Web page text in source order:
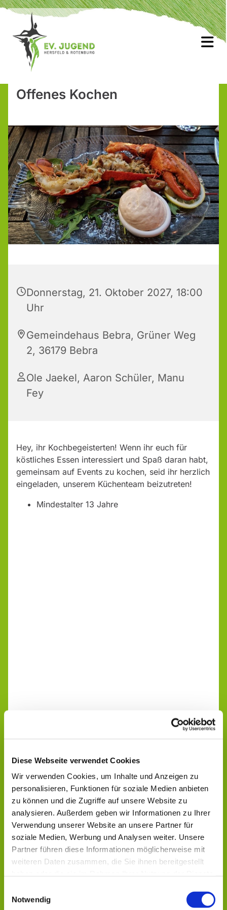
Diese Webseite verwendet Cookies
Wir verwenden Cookies, um Inhalte und Anzeigen zu
personalisieren, Funktionen für soziale Medien anbieten
zu können und die Zugriffe auf unsere Website zu
analysieren. Außerdem geben wir Informationen zu Ihrer
Verwendung unserer Website an unsere Partner für
soziale Medien, Werbung und Analysen weiter. Unsere
Partner führen diese Informationen möglicherweise mit
weiteren Daten zusammen, die Sie ihnen bereitgestellt
Notwendig
Offenes Kochen
Donnerstag, 21. Oktober 2027, 18:00
Uhr
Gemeindehaus Bebra, Grüner Weg
2, 36179 Bebra
Ole Jaekel, Aaron Schüler, Manu
Fey
Hey, ihr Kochbegeisterten! Wenn ihr euch für
köstliches Essen interessiert und Spaß daran habt,
gemeinsam auf Events zu kochen, seid ihr herzlich
eingeladen, unserem Küchenteam beizutreten!
Mindestalter 13 Jahre